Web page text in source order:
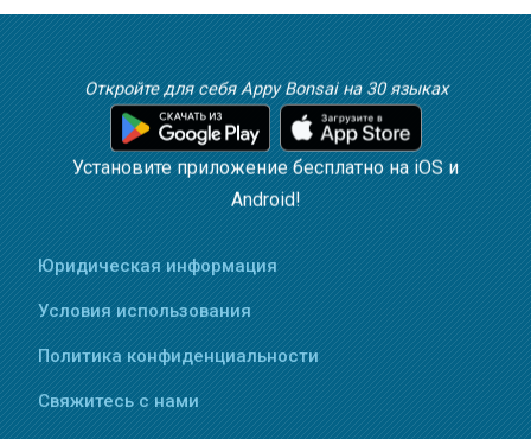
Откройте для себя Appy Bonsai на 30 языках
Установите приложение бесплатно на iOS и
Android!
Юридическая информация
Условия использования
Политика конфиденциальности
Свяжитесь с нами